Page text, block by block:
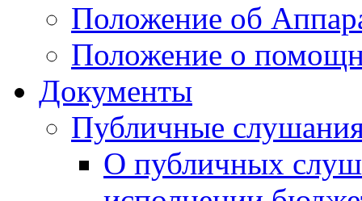
Положение об
Положение о
Документы
Публичные
О публичных